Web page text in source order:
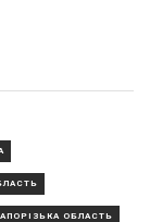
ОБЛАСТЬ